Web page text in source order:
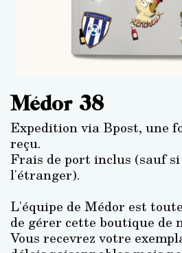
Médor 38
Expedition via Bpost, une
reçu.
Frais de port inclus (sauf
l'étranger).
L'équipe de Médor est
de gérer cette boutique de
Vous recevrez votre